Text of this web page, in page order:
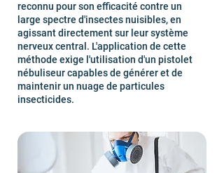
reconnu pour son efficacité contre un
large spectre d'insectes nuisibles, en
agissant directement sur leur système
nerveux central. L'application de cette
méthode exige l'utilisation d'un pistolet
nébuliseur capables de générer et de
maintenir un nuage de particules
insecticides.